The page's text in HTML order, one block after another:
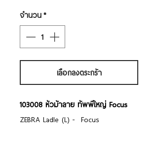
จำนวน*
เลือกลงตระกร้า
103008 หัวม้าลาย ทัพพีใหญ่ Focus
ZEBRA Ladle (L) - Focus